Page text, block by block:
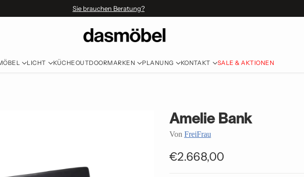
Sie brauchen Beratung?
LICHT KÜCHEOUTDOORMARKEN PLANUNG KONTAKT SALE & AKTIONEN
Amelie Bank
Von FreiFrau
Normaler
€2.668,00